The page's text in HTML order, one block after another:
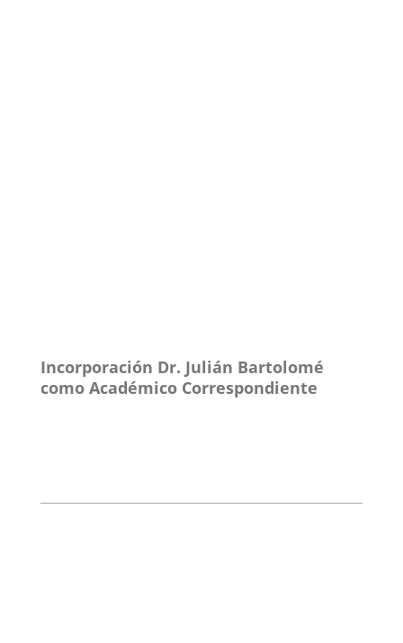
Incorporación Dr. Julián Bartolomé
como Académico Correspondiente